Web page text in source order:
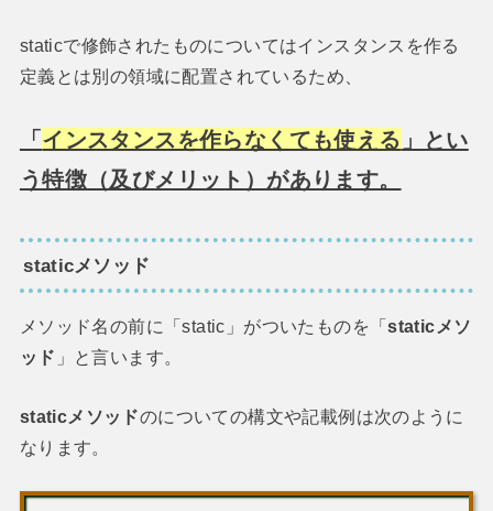
staticで修飾されたものについてはインスタンスを作る
定義とは別の領域に配置されているため、
「 インスタンスを作らなくても使える 」とい
う特徴（及びメリット）があります。
staticメソッド
メソッド名の前に「static」がついたものを「staticメソ
ッド 」と言います。
staticメソッドのについての構文や記載例は次のように
なります。